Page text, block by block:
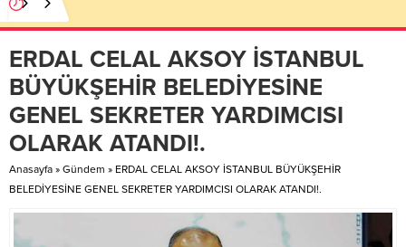
ERDAL CELAL AKSOY İSTANBUL
BÜYÜKŞEHİR BELEDİYESİNE
GENEL SEKRETER YARDIMCISI
OLARAK ATANDI!.
Anasayfa » Gündem » ERDAL CELAL AKSOY İSTANBUL BÜYÜKŞEHİR
BELEDİYESİNE GENEL SEKRETER YARDIMCISI OLARAK ATANDI!.